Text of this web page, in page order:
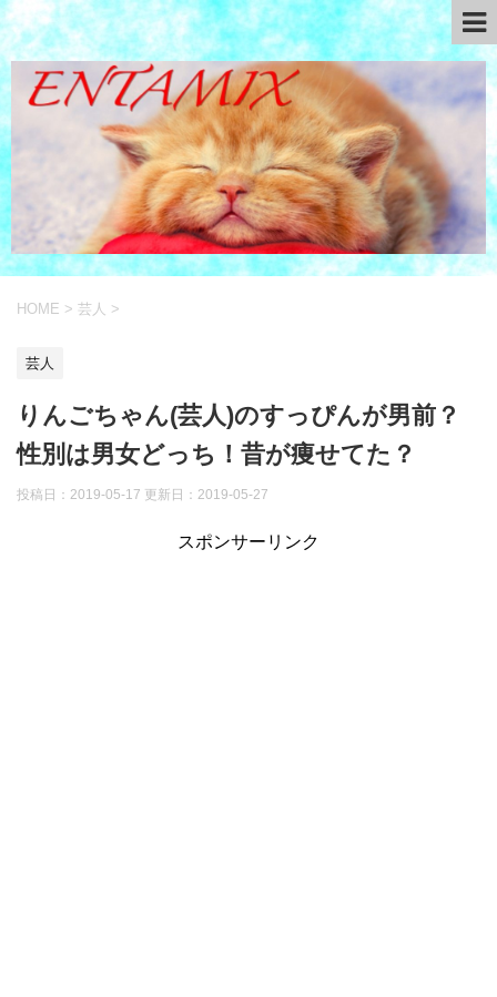
HOME > 芸人 >
芸人
りんごちゃん(芸人)のすっぴんが男前？
性別は男女どっち！昔が痩せてた？
投稿日：2019-05-17 更新日： 2019-05-27
スポンサーリンク